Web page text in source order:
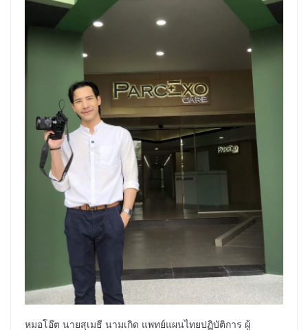
หมอโอ๊ต นายสุเมธี นามเกิด แพทย์แผนไทยปฏิบัติการ ผู้